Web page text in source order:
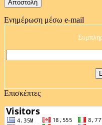
Ενημέρωση μέσω e-mail
Επισκέπτες